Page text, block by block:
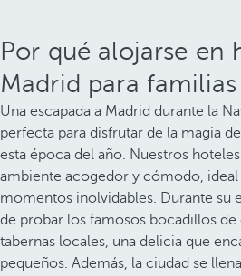
Por qué alojarse en
Madrid para
Una escapada a Madrid durante la
perfecta para disfrutar de la magia
esta época del año. Nuestros
ambiente acogedor y cómodo,
momentos inolvidables. Durante su
de probar los famosos bocadillos de
tabernas locales, una delicia que
pequeños. Además, la ciudad se